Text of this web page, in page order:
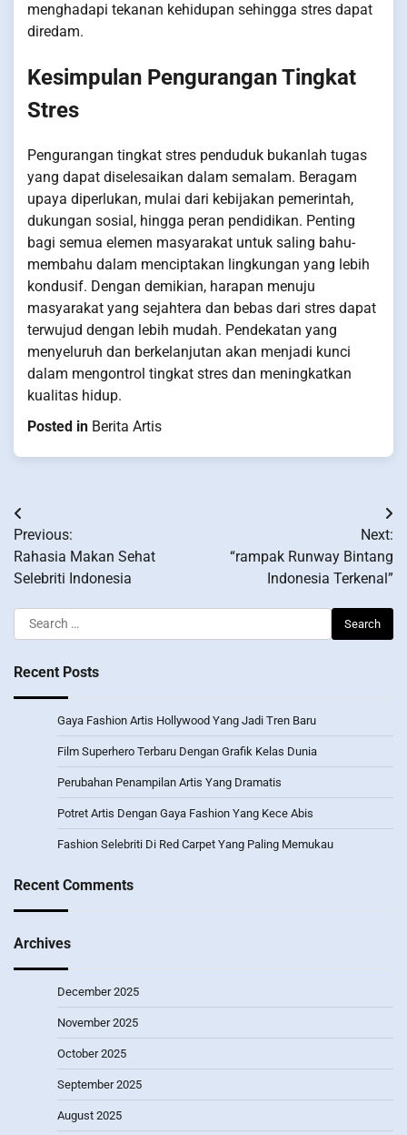
menghadapi tekanan kehidupan sehingga stres dapat
diredam.
Kesimpulan Pengurangan Tingkat
Stres
Pengurangan tingkat stres penduduk bukanlah tugas
yang dapat diselesaikan dalam semalam. Beragam
upaya diperlukan, mulai dari kebijakan pemerintah,
dukungan sosial, hingga peran pendidikan. Penting
bagi semua elemen masyarakat untuk saling bahu-
membahu dalam menciptakan lingkungan yang lebih
kondusif. Dengan demikian, harapan menuju
masyarakat yang sejahtera dan bebas dari stres dapat
terwujud dengan lebih mudah. Pendekatan yang
menyeluruh dan berkelanjutan akan menjadi kunci
dalam mengontrol tingkat stres dan meningkatkan
kualitas hidup.
Posted in Berita Artis
Post
navigation
Previous:
Rahasia Makan Sehat
Selebriti Indonesia
Next:
“rampak Runway Bintang
Indonesia Terkenal”
Search
for:
Recent Posts
Gaya Fashion Artis Hollywood Yang Jadi Tren Baru
Film Superhero Terbaru Dengan Grafik Kelas Dunia
Perubahan Penampilan Artis Yang Dramatis
Potret Artis Dengan Gaya Fashion Yang Kece Abis
Fashion Selebriti Di Red Carpet Yang Paling Memukau
Recent Comments
Archives
December 2025
November 2025
October 2025
September 2025
August 2025